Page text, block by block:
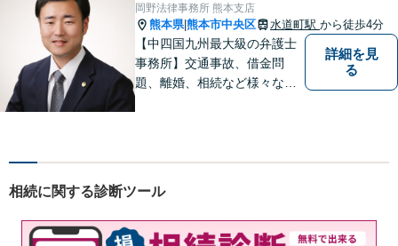
岡野法律事務所 熊本支店
熊本県|熊本市中央区 水道町駅 から徒歩4分
【中四国九州最大級の弁護士
事務所】交通事故、借金問
題、離婚、相続など様々な問
い！
詳細を見
る
相続に関する診断ツール